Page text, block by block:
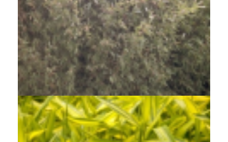
Bamboe
Fargesia nitida